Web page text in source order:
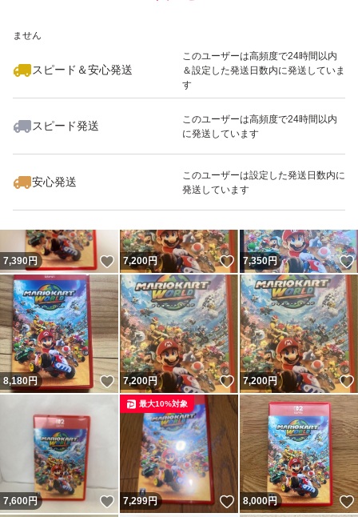
ません
スピード＆安心発送
このユーザーは高頻度で24時間以内
＆設定した発送日数内に発送していま
す
スピード発送
このユーザーは高頻度で24時間以内
に発送しています
安心発送
このユーザーは設定した発送日数内に
発送しています
いいね！
7,400
7,390円 いいね！
7,200円 いいね！
7,350円
8,180円 いいね！
7,200円 いいね！
7,200円
7,600円 いいね！
7,299円 いいね！
最大10%対象
8,000円